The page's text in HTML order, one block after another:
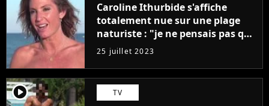
Caroline Ithurbide s'affiche
totalement nue sur une plage
naturiste : "je ne pensais pas que
j'arriverais à le faire..."
25 juillet 2023
player2 TV